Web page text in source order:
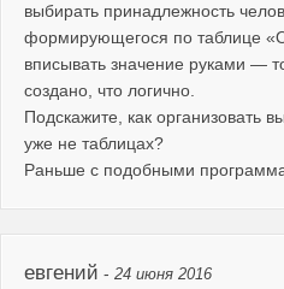
выбирать принадлежность
формирующегося по таблице
вписывать значение руками —
создано, что логично.
Подскажите, как организовать
уже не таблицах?
Раньше с подобными
евгений - 24 июня 2016